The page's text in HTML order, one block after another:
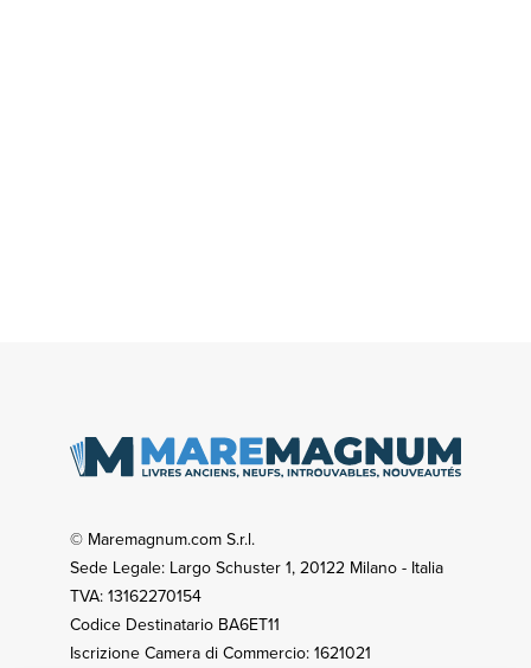
© Maremagnum.com S.r.l.
Sede Legale: Largo Schuster 1, 20122 Milano - Italia
TVA: 13162270154
Codice Destinatario BA6ET11
Iscrizione Camera di Commercio: 1621021